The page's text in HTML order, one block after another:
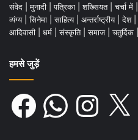
संवेद मुनादी पत्रिका शख्सियत चर्चा में
व्यंग्य
सिनेमा साहित्य अन्तर्राष्ट्रीय देश
आदिवासी
धर्म संस्कृति समाज चतुर्दिक
हमसे जुड़ें
Facebook WhatsAppInstagram